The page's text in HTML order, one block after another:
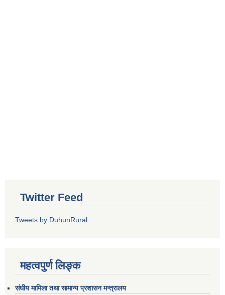
Twitter Feed
Tweets by DuhunRural
महत्वपुर्ण लिङ्क
संघीय मामिला तथा सामान्य प्रशासन मन्त्रालय